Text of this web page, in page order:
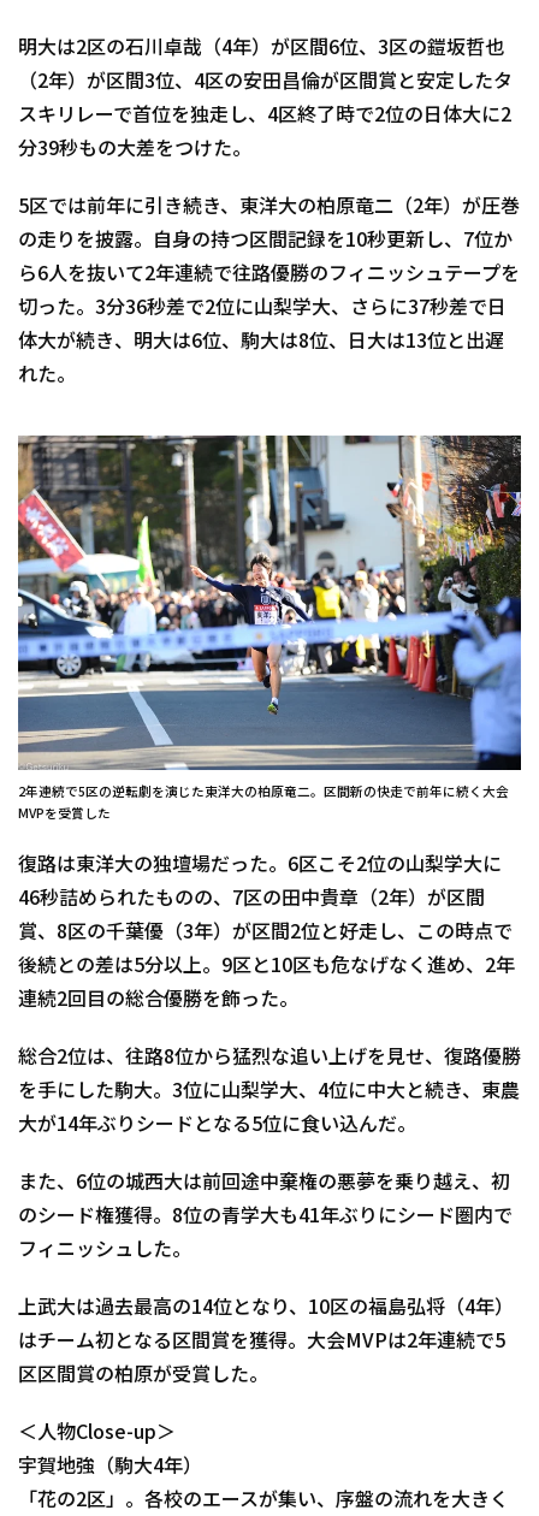
明大は2区の石川卓哉（4年）が区間6位、3区の鎧坂哲也
（2年）が区間3位、4区の安田昌倫が区間賞と安定したタ
スキリレーで首位を独走し、4区終了時で2位の日体大に2
分39秒もの大差をつけた。
5区では前年に引き続き、東洋大の柏原竜二（2年） が圧巻
の走りを披露。自身の持つ区間記録を10秒更新し、7位か
ら6人を抜いて2年連続で往路優勝のフィニッシュテープを
切った。3分36秒差で2位に山梨学大、さらに37秒差で日
体大が続き、明大は6位、駒大は8位、日大は13位と出遅
れた。
2年連続で5区の逆転劇を演じた東洋大の柏原竜二。区間新の快走で前年に続く大会
MVPを受賞した
復路は東洋大の独壇場だった。6区こそ2位の山梨学大に
46秒詰められたものの、7区の田中貴章（2年）が区間
賞、8区の千葉優 （3年）が区間2位と好走し、この時点で
後続との差は5分以上。 9区と10区も危なげなく進め、2年
連続2回目の総合優勝を飾った。
総合2位は、往路8位から猛烈な追い上げを見せ、 復路優勝
を手にした駒大。3位に山梨学大、4位に中大と続き、 東農
大が14年ぶりシードとなる5位に食い込んだ。
また、6位の城西大は前回途中棄権の悪夢を乗り越え、 初
のシード権獲得。8位の青学大も41年ぶりにシード圏内で
フィ ニッシュした。
上武大は過去最高の14位となり、10区の福島弘将（4年）
はチーム初となる区間賞を獲得。大会MVPは2年連続で5
区区間賞の柏原が受賞した。
＜人物Close-up＞
宇賀地強（駒大4年）
「花の2区」。各校のエースが集い、序盤の流れを大きく